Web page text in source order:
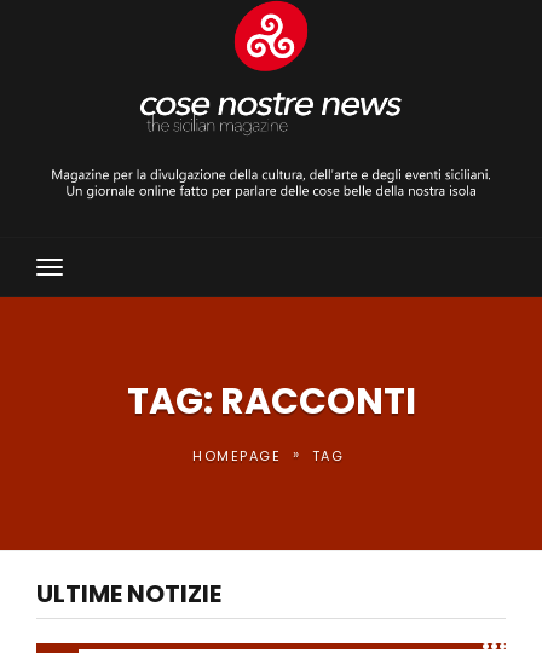
Toggle
Navigation
TAG: RACCONTI
HOMEPAGE » TAG
ULTIME NOTIZIE